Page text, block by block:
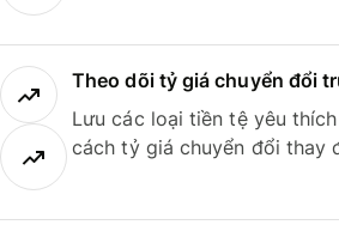
Theo dõi tỷ giá chuyển đổi
Lưu các loại tiền tệ yêu
cách tỷ giá chuyển đổi thay